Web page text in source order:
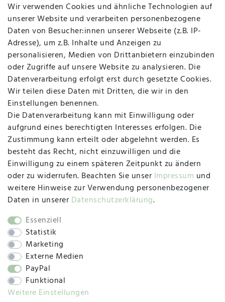
Widerruf
Vertrag widerrufen Kontakt
MAPALI VOR ORT
Herzogstraße 10
47533 Kleve
Montag, Dienstag, Donnerstag, Freitag
09:00 Uhr bis 13:00 Uhr
Mittwoch
09:00 Uhr bis 12:00 Uhr
SOCIAL
Wir verwenden Cookies und ähnliche Technologien auf
unserer Website und verarbeiten personenbezogene
Daten von Besucher:innen unserer Webseite (z.B. IP-
Adresse), um z.B. Inhalte und Anzeigen zu
personalisieren, Medien von Drittanbietern einzubinden
oder Zugriffe auf unsere Website zu analysieren. Die
Datenverarbeitung erfolgt erst durch gesetzte Cookies.
Wir teilen diese Daten mit Dritten, die wir in den
Einstellungen benennen.
Die Datenverarbeitung kann mit Einwilligung oder
aufgrund eines berechtigten Interesses erfolgen. Die
Zustimmung kann erteilt oder abgelehnt werden. Es
besteht das Recht, nicht einzuwilligen und die
Einwilligung zu einem späteren Zeitpunkt zu ändern
oder zu widerrufen. Beachten Sie unser Impressum und
weitere Hinweise zur Verwendung personenbezogener
Daten in unserer Daten­schutz­erklärung.
Essenziell
Statistik
Marketing
Externe Medien
PayPal
Funktional
Weitere Einstellungen